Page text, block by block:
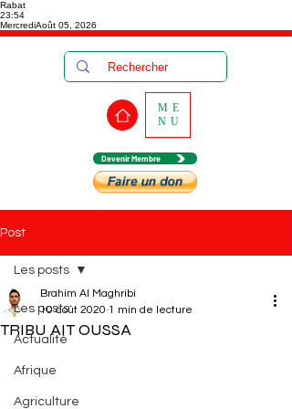
Rabat
23:54
MercrediAoût 05, 2026
Devenir Membre
ME
NU
Post
Les posts
Actualité
Afrique
Agriculture
Les posts
TRIBU AIT OUSSA
Brahim Al Maghribi
10 août 2020 1 min de lecture